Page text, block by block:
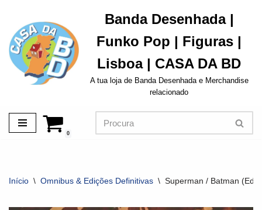
Avançar
para
o
conteúdo
Banda Desenhada |
Funko Pop | Figuras |
Lisboa | CASA DA BD
A tua loja de Banda Desenhada e Merchandise
relacionado
0
Início \ Omnibus & Edições Definitivas \ Superman / Batman